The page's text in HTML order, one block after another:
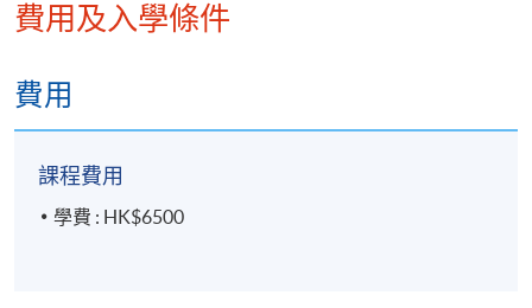
日本、印度和澳洲在全球生產鏈中的現在和未來角色
日本、印度和澳洲的未來經濟展望、金融發展和未來
費用及入學條件
費用
課程費用
學費 : HK$6500